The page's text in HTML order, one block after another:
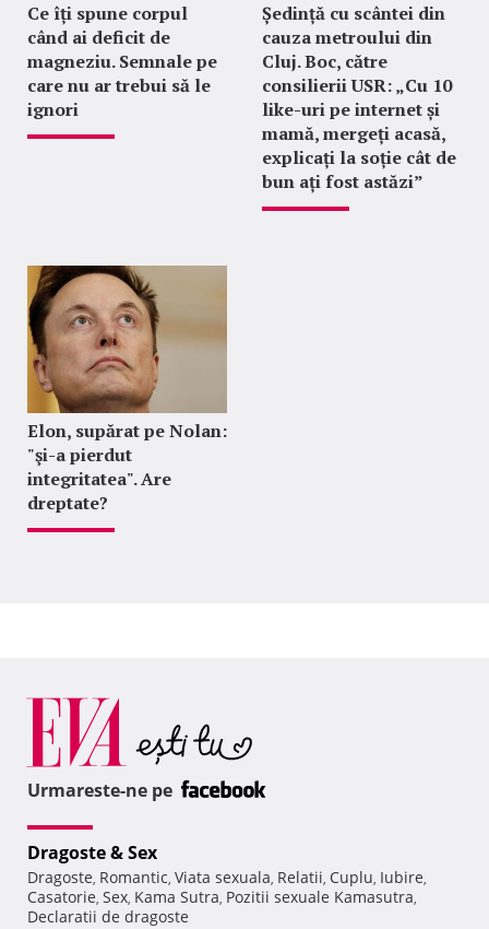
Ce îți spune corpul
când ai deficit de
magneziu. Semnale pe
care nu ar trebui să le
ignori
Ședință cu scântei din
cauza metroului din
Cluj. Boc, către
consilierii USR: „Cu 10
like-uri pe internet și
mamă, mergeți acasă,
explicați la soție cât de
bun ați fost astăzi”
Elon, supărat pe Nolan:
"şi-a pierdut
integritatea". Are
dreptate?
Urmareste-ne pe
Dragoste & Sex
Dragoste, Romantic, Viata sexuala, Relatii, Cuplu, Iubire,
Casatorie, Sex, Kama Sutra, Pozitii sexuale Kamasutra,
Declaratii de dragoste